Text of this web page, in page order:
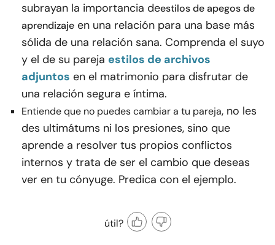
subrayan la importancia deestilos de apegos de
aprendizaje en una relación para una base más
sólida de una relación sana. Comprenda el suyo
y el de su pareja estilos de archivos
adjuntos en el matrimonio para disfrutar de
una relación segura e íntima.
Entiende que no puedes cambiar a tu pareja, no les
des ultimátums ni los presiones, sino que
aprende a resolver tus propios conflictos
internos y trata de ser el cambio que deseas
ver en tu cónyuge. Predica con el ejemplo.
útil?